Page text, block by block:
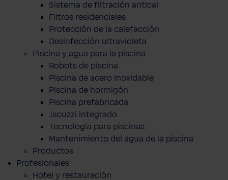
Sistema de filtración antical
Filtros residenciales
Protección de la calefacción
Desinfección ultravioleta
Piscina y agua para la piscina
Robots de piscina
Piscina de acero inoxidable
Piscina de hormigón
Piscina prefabricada
Jacuzzi integrado
Tecnología para piscinas
Mantenimiento del agua de la piscina
Productos
Profesionales
Hotel y restauración